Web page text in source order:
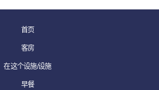
首页
客房
在这个设施/设施
早餐